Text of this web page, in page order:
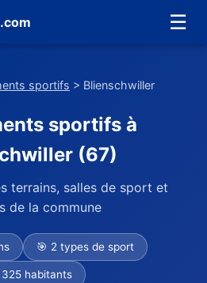
☰
sportifs > Blienschwiller
sportifs à
(67)
terrains, salles de sport et
de la commune
🎯 2 types de sport
325 habitants